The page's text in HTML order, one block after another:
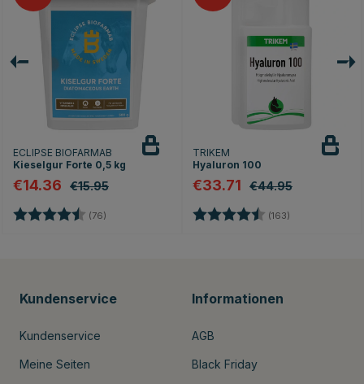
ECLIPSE BIOFARMAB
Kieselgur Forte 0,5 kg
€14.36 €15.95
Bewertung: (76)
TRIKEM
Hyaluron 100
€33.71 €44.95
Bewertung: (163)
Kundenservice
Kundenservice
Meine Seiten
Informationen
AGB
Black Friday